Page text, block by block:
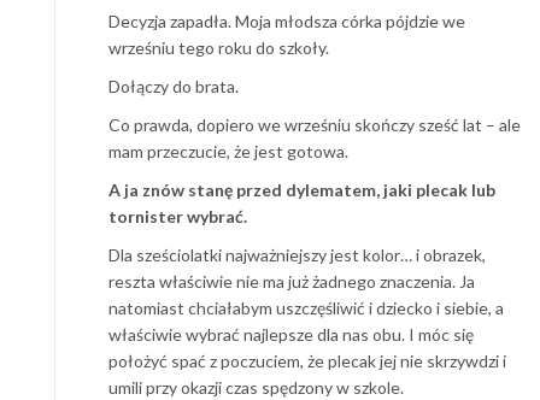
Decyzja zapadła. Moja młodsza córka pójdzie we
wrześniu tego roku do szkoły.
Dołączy do brata.
Co prawda, dopiero we wrześniu skończy sześć lat – ale
mam przeczucie, że jest gotowa.
A ja znów stanę przed dylematem, jaki plecak lub
tornister wybrać.
Dla sześciolatki najważniejszy jest kolor… i obrazek,
reszta właściwie nie ma już żadnego znaczenia. Ja
natomiast chciałabym uszczęśliwić i dziecko i siebie, a
właściwie wybrać najlepsze dla nas obu. I móc się
położyć spać z poczuciem, że plecak jej nie skrzywdzi i
umili przy okazji czas spędzony w szkole.